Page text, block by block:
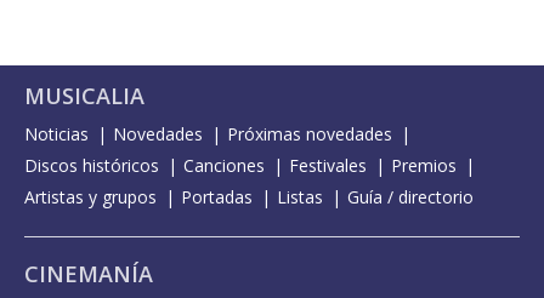
MUSICALIA
Noticias Novedades
Próximas novedades
Discos históricos
Canciones Festivales
Premios
Artistas y grupos
Portadas Listas Guía / directorio
CINEMANÍA